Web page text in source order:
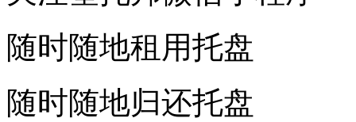
随时随地租用托盘
随时随地归还托盘